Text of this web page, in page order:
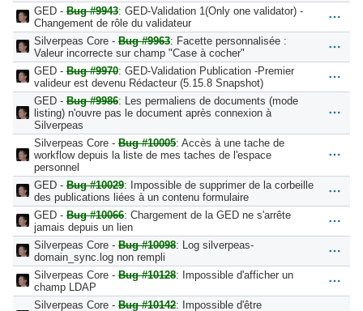
GED - Bug #9943: GED-Validation 1(Only one validator) -
Changement de rôle du validateur
Silverpeas Core - Bug #9963: Facette personnalisée :
Valeur incorrecte sur champ "Case à cocher"
GED - Bug #9970: GED-Validation Publication -Premier
valideur est devenu Rédacteur (5.15.8 Snapshot)
GED - Bug #9986: Les permaliens de documents (mode
listing) n'ouvre pas le document après connexion à
Silverpeas
Silverpeas Core - Bug #10005: Accès à une tache de
workflow depuis la liste de mes taches de l'espace
personnel
GED - Bug #10029: Impossible de supprimer de la corbeille
des publications liées à un contenu formulaire
GED - Bug #10066: Chargement de la GED ne s'arrête
jamais depuis un lien
Silverpeas Core - Bug #10098: Log silverpeas-
domain_sync.log non rempli
Silverpeas Core - Bug #10128: Impossible d'afficher un
champ LDAP
Silverpeas Core - Bug #10142: Impossible d'être